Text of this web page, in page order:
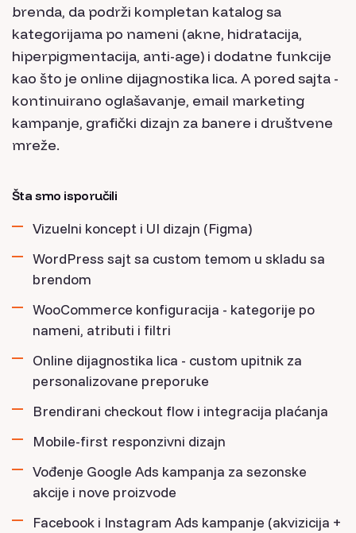
brenda, da podrži kompletan katalog sa
kategorijama po nameni (akne, hidratacija,
hiperpigmentacija, anti-age) i dodatne funkcije
kao što je online dijagnostika lica. A pored sajta -
kontinuirano oglašavanje, email marketing
kampanje, grafički dizajn za banere i društvene
mreže.
Šta smo isporučili
Vizuelni koncept i UI dizajn (Figma)
WordPress sajt sa custom temom u skladu sa
brendom
WooCommerce konfiguracija - kategorije po
nameni, atributi i filtri
Online dijagnostika lica - custom upitnik za
personalizovane preporuke
Brendirani checkout flow i integracija plaćanja
Mobile-first responzivni dizajn
Vođenje Google Ads kampanja za sezonske
akcije i nove proizvode
Facebook i Instagram Ads kampanje (akvizicija +